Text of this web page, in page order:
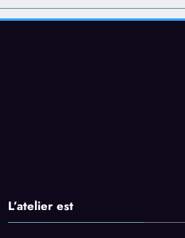
L’atelier est